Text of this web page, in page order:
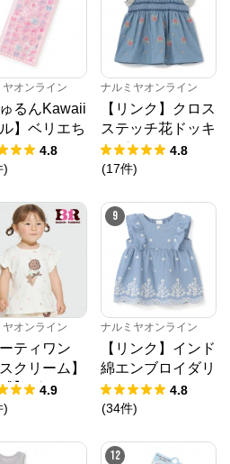
ヤオンライン
ゅるんKawaii
】ベリエち
4.8
)
ナルミヤオンライン
【リンク】クロス
ステッチ花ドッキ
ングTシャツ
4.8
(17件)
ヤオンライン
ーティワン
クリーム】
】グラフィ
袖Tシャツ
4.9
)
9
ナルミヤオンライン
【リンク】インド
綿エンブロイダリ
ーチュニック
4.8
(34件)
12
ヤオンライン
公式ECサイト
イトが開きます
ラインからのコメント
通販ショップ。人気子供服メ
ン、ラブトキシック、アナスイ
商品をご覧いただけます。